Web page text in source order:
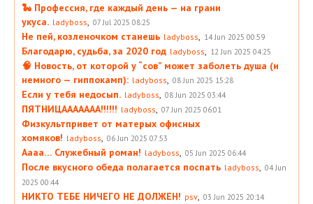
🐍 Профессия, где каждый день — на грани
укуса. ladyboss 07 Jul 2025 08:25
Не пей, козленочком станешь ladyboss 14 Jun 2025 00:59
Благодарю, судьба, за 2020 год ladyboss 12 Jun 2025 04:25
🧠 Новость, от которой у “сов” может заболеть душа (и
немного — гиппокамп): ladyboss 08 Jun 2025 15:28
Если у тебя недосып. ladyboss 08 Jun 2025 03:44
ПЯТНИЦААААААА!!!!!! ladyboss 07 Jun 2025 06:01
Физкультпривет от матерых офисных
хомяков! ladyboss 06 Jun 2025 07:53
Аааа… Служебный роман! ladyboss 05 Jun 2025 06:44
После вкусного обеда полагается поспать ladyboss
04 Jun
2025 00:44
НИКТО ТЕБЕ НИЧЕГО НЕ ДОЛЖЕН! psv 03 Jun 2025 20:14